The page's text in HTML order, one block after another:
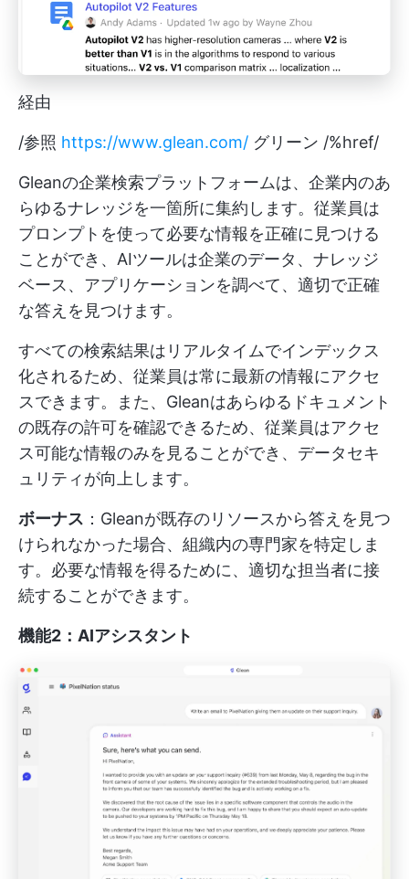
経由
/参照 https://www.glean.com/ グリーン /%href/
Gleanの企業検索プラットフォームは、企業内のあ
らゆるナレッジを一箇所に集約します。従業員は
プロンプトを使って必要な情報を正確に見つける
ことができ、AIツールは企業のデータ、ナレッジ
ベース、アプリケーションを調べて、適切で正確
な答えを見つけます。
すべての検索結果はリアルタイムでインデックス
化されるため、従業員は常に最新の情報にアクセ
スできます。また、Gleanはあらゆるドキュメント
の既存の許可を確認できるため、従業員はアクセ
ス可能な情報のみを見ることができ、データセキ
ュリティが向上します。
ボーナス ：Gleanが既存のリソースから答えを見つ
けられなかった場合、組織内の専門家を特定しま
す。必要な情報を得るために、適切な担当者に接
続することができます。
機能2：AIアシスタント